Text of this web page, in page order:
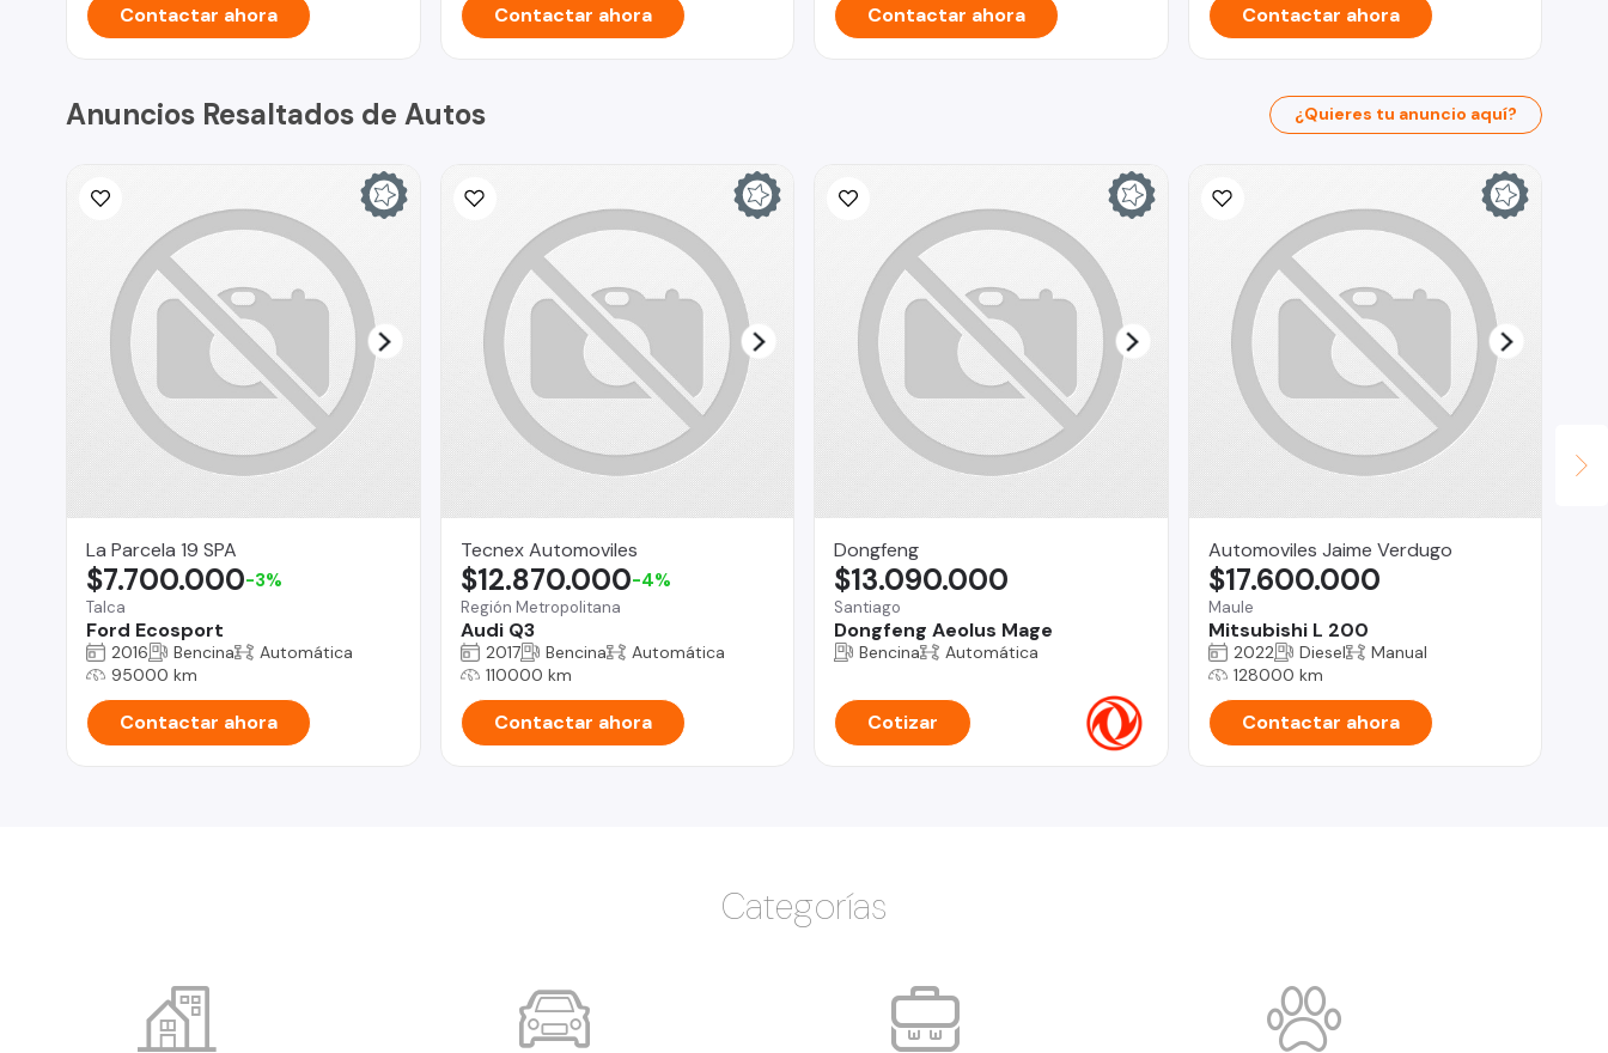
Contactar ahora Contactar ahora Contactar ahora Contactar ahora
Anuncios Resaltados de Autos ¿Quieres tu anuncio aquí?
La Parcela 19 SPA
Talca
Ford Ecosport
$7.700.000-3%
2016 Bencina
Automática
95000 km
Contactar ahora
Tecnex Automoviles
Región Metropolitana
Audi Q3
$12.870.000-4%
2017 Bencina
Automática
110000 km
Contactar ahora
Dongfeng
Santiago
Dongfeng Aeolus Mage
$13.090.000
Bencina Automática
Cotizar
Automoviles Jaime Verdugo
Maule
Mitsubishi L 200
$17.600.000
2022 Diesel
Manual
128000 km
Contactar ahora
Categorías